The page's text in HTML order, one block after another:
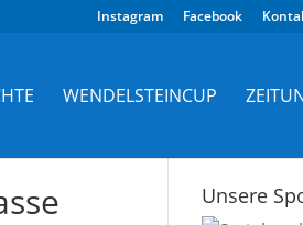
Instagram Facebook
WENDELSTEINCUP
Unsere